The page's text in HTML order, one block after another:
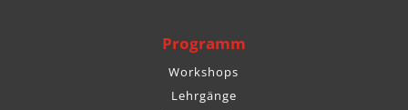
Programm
Workshops
Lehrgänge